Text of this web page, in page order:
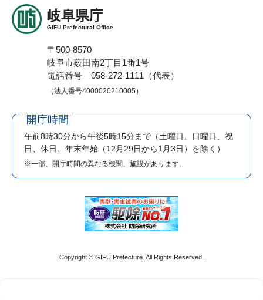
岐阜県庁
GIFU Prefectural Office
〒500-8570
岐阜市薮田南2丁目1番1号
電話番号 058-272-1111（代表）
（法人番号4000020210005）
開庁時間
午前8時30分から午後5時15分まで （土曜日、日曜日、祝
日、休日、年末年始（12月29日から1月3日）を除く）
※一部、開庁時間の異なる機関、施設があります。
Copyright © GIFU Prefecture. All Rights Reserved.